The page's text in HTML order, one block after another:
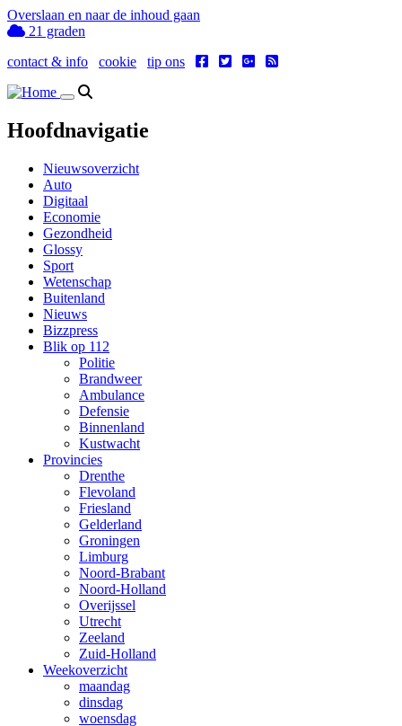
Overslaan en naar de inhoud gaan
21 graden
contact & info
cookie tip ons
Toggle navigation
Hoofdnavigatie
Nieuwsoverzicht
Auto
Digitaal
Economie
Gezondheid
Glossy
Sport
Wetenschap
Buitenland
Nieuws
Bizzpress
Blik op 112
Politie
Brandweer
Ambulance
Defensie
Binnenland
Kustwacht
Provincies
Drenthe
Flevoland
Friesland
Gelderland
Groningen
Limburg
Noord-Brabant
Noord-Holland
Overijssel
Utrecht
Zeeland
Zuid-Holland
Weekoverzicht
maandag
dinsdag
woensdag